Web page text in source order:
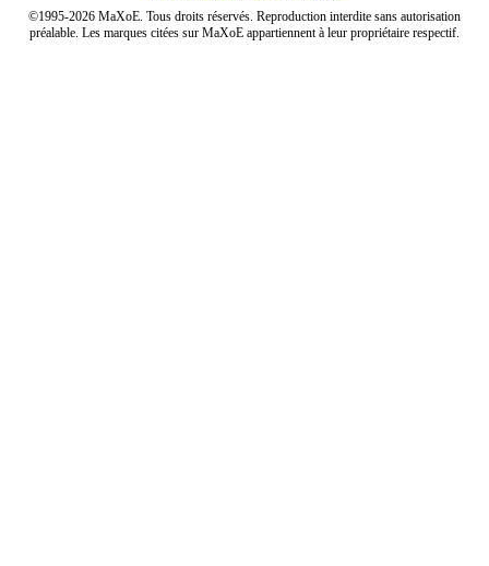
©1995-2026 MaXoE. Tous droits réservés. Reproduction interdite sans autorisation
préalable. Les marques citées sur MaXoE appartiennent à leur propriétaire respectif.